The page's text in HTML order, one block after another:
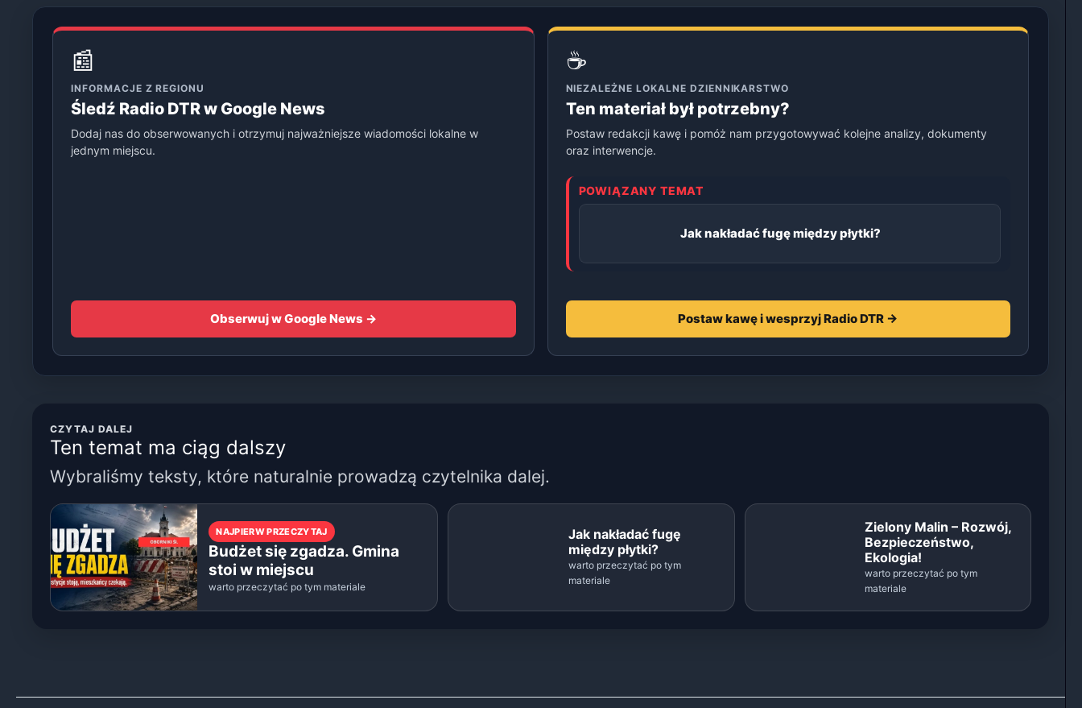
📰
INFORMACJE Z REGIONU
Śledź Radio DTR w Google News
Dodaj nas do obserwowanych i otrzymuj najważniejsze wiadomości lokalne w
jednym miejscu.
Obserwuj w Google News →
☕
NIEZALEŻNE LOKALNE DZIENNIKARSTWO
Ten materiał był potrzebny?
Postaw redakcji kawę i pomóż nam przygotowywać kolejne analizy, dokumenty
oraz interwencje.
POWIĄZANY TEMAT
Jak nakładać fugę między płytki?
Postaw kawę i wesprzyj Radio DTR →
CZYTAJ DALEJ
Ten temat ma ciąg dalszy
Wybraliśmy teksty, które naturalnie prowadzą czytelnika dalej.
NAJPIERW PRZECZYTAJ
Budżet się zgadza. Gmina
stoi w miejscu
warto przeczytać po tym materiale
Jak nakładać fugę
między płytki?
warto przeczytać po tym
materiale
Zielony Malin – Rozwój,
Bezpieczeństwo,
Ekologia!
warto przeczytać po tym
materiale